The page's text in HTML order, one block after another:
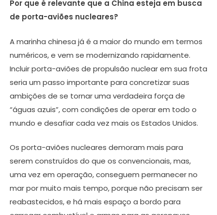
Por que é relevante que a China esteja em busca
de porta-aviões nucleares?
A marinha chinesa já é a maior do mundo em termos
numéricos, e vem se modernizando rapidamente.
Incluir porta-aviões de propulsão nuclear em sua frota
seria um passo importante para concretizar suas
ambições de se tornar uma verdadeira força de
“águas azuis”, com condições de operar em todo o
mundo e desafiar cada vez mais os Estados Unidos.
Os porta-aviões nucleares demoram mais para
serem construídos do que os convencionais, mas,
uma vez em operação, conseguem permanecer no
mar por muito mais tempo, porque não precisam ser
reabastecidos, e há mais espaço a bordo para